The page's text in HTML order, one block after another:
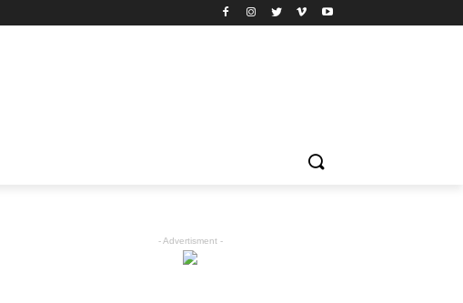
- Advertisment -